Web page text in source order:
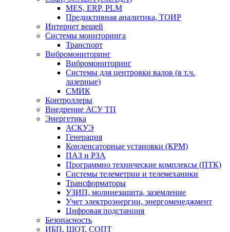
MES, ERP, PLM
Предиктивная аналитика, ТОИР
Интернет вещей
Системы мониторинга
Транспорт
Вибромониторинг
Вибромониторинг
Системы для центровки валов (в т.ч.
лазерные)
СМИК
Контроллеры
Внедрение АСУ ТП
Энергетика
АСКУЭ
Генерация
Конденсаторные установки (КРМ)
ПАЗ и РЗА
Программно технические комплексы (ПТК)
Системы телеметрии и телемеханики
Трансформаторы
УЗИП, молниезащита, заземление
Учет электроэнергии, энергоменеджмент
Цифровая подстанция
Безопасность
ИБП, ШОТ, СОПТ